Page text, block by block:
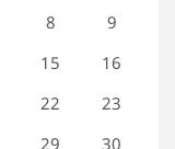
8
9
15
16
22
23
29
30